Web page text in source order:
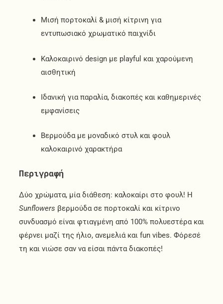
Μισή πορτοκαλί & μισή κίτρινη για
εντυπωσιακό χρωματικό παιχνίδι
Καλοκαιρινό design με playful και χαρούμενη
αισθητική
Ιδανική για παραλία, διακοπές και καθημερινές
εμφανίσεις
Βερμούδα με μοναδικό στυλ και φουλ
καλοκαιρινό χαρακτήρα
Περιγραφή
Δύο χρώματα, μία διάθεση: καλοκαίρι στο φουλ! Η
Sunflowers βερμούδα σε πορτοκαλί και κίτρινο
συνδυασμό είναι φτιαγμένη από 100% πολυεστέρα και
φέρνει μαζί της ήλιο, ανεμελιά και fun vibes. Φόρεσέ
τη και νιώσε σαν να είσαι πάντα διακοπές!